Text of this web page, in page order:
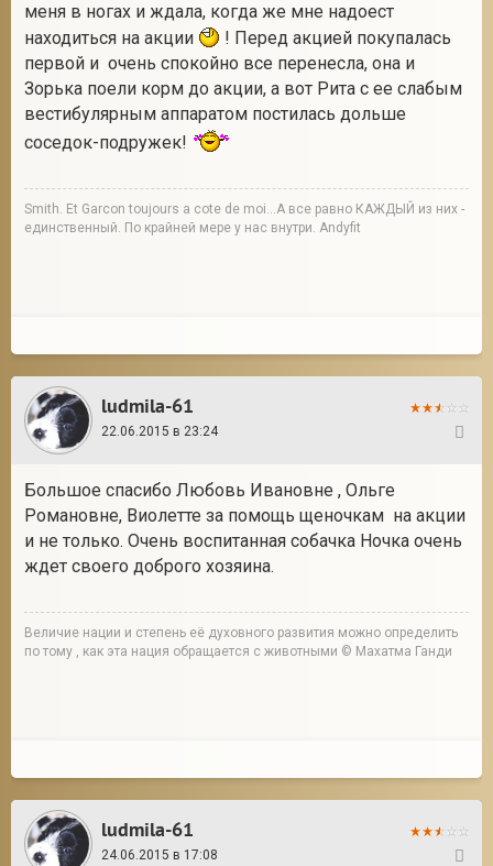
меня в ногах и ждала, когда же мне надоест
находиться на акции
! Перед акцией покупалась
первой и очень спокойно все перенесла, она и
Зорька поели корм до акции, а вот Рита с ее слабым
вестибулярным аппаратом постилась дольше
соседок-подружек!
Smith. Et Garcon toujours a cote de moi...А все равно КАЖДЫЙ из них -
единственный. По крайней мере у нас внутри. Andyfit
ludmila-61
22.06.2015 в 23:24
Большое спасибо Любовь Ивановне , Ольге
Романовне, Виолетте за помощь щеночкам на акции
и не только. Очень воспитанная собачка Ночка очень
ждет своего доброго хозяина.
Величие нации и степень её духовного развития можно определить
по тому , как эта нация обращается с животными © Махатма Ганди
ludmila-61
24.06.2015 в 17:08